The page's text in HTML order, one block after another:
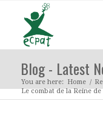
Blog - Latest
You are here: Home /
Le combat de la Reine